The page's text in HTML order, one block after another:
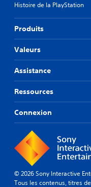
Histoire de la PlayStation
Produits
Valeurs
Assistance
Ressources
Connexion
© 2026 Sony Interactive
Tous les contenus, titres